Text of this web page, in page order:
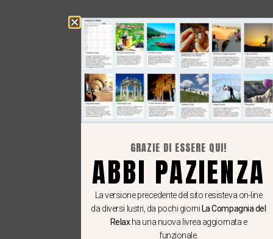
GRAZIE DI ESSERE QUI!
ABBI PAZIENZA
La versione precedente del sito resisteva on-line
da diversi lustri, da pochi giorni La Compagnia del
Relaxha una nuova livrea aggiornata e
funzionale.